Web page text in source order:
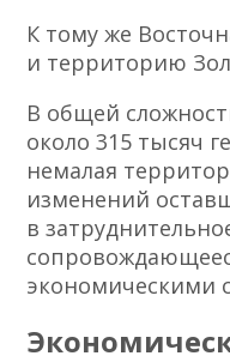
К тому же
и территорию
В общей
около 315 тысяч
немалая
изменений
в
экономическими